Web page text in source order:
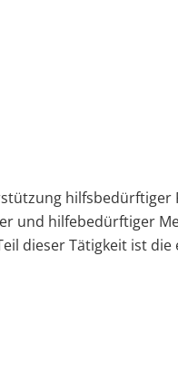
hilfsbedürftiger
hilfebedürftiger
dieser Tätigkeit ist